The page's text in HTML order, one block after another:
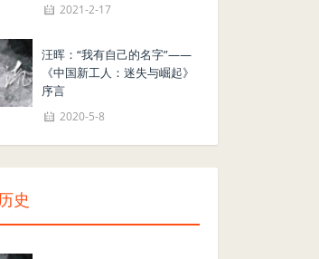
2021-2-17
汪晖：“我有自己的名字”——
《中国新工人：迷失与崛起》
序言
2020-5-8
史